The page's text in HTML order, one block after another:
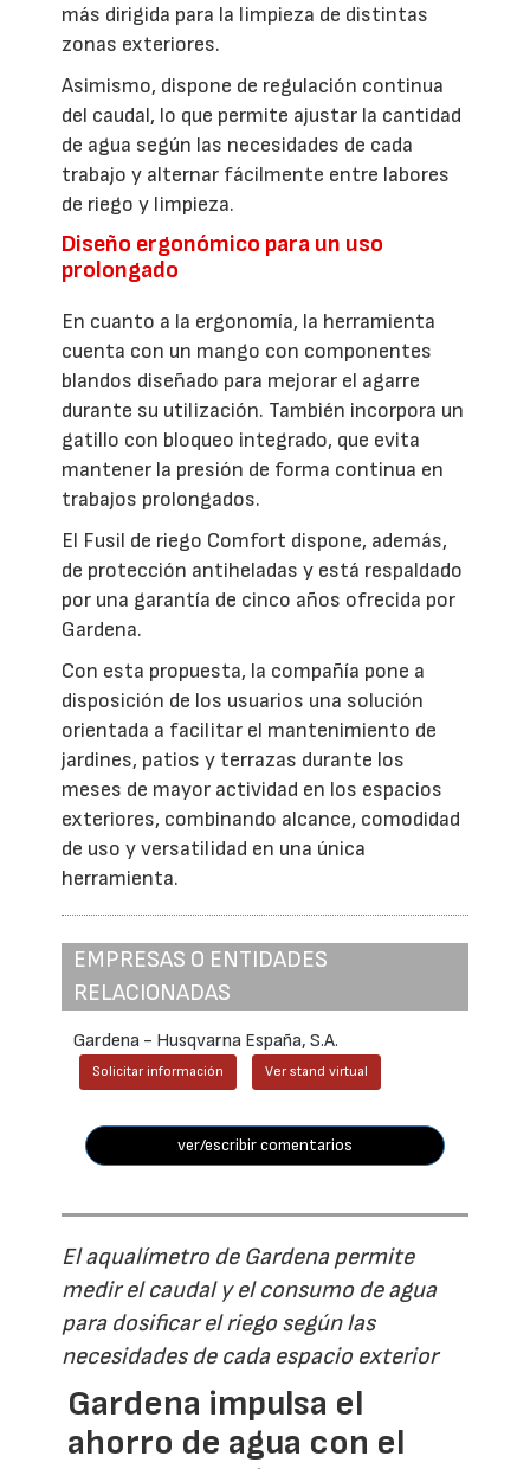
más dirigida para la limpieza de distintas
zonas exteriores.
Asimismo, dispone de regulación continua
del caudal, lo que permite ajustar la cantidad
de agua según las necesidades de cada
trabajo y alternar fácilmente entre labores
de riego y limpieza.
Diseño ergonómico para un uso
prolongado
En cuanto a la ergonomía, la herramienta
cuenta con un mango con componentes
blandos diseñado para mejorar el agarre
durante su utilización. También incorpora un
gatillo con bloqueo integrado, que evita
mantener la presión de forma continua en
trabajos prolongados.
El Fusil de riego Comfort dispone, además,
de protección antiheladas y está respaldado
por una garantía de cinco años ofrecida por
Gardena.
Con esta propuesta, la compañía pone a
disposición de los usuarios una solución
orientada a facilitar el mantenimiento de
jardines, patios y terrazas durante los
meses de mayor actividad en los espacios
exteriores, combinando alcance, comodidad
de uso y versatilidad en una única
herramienta.
EMPRESAS O ENTIDADES
RELACIONADAS
Gardena - Husqvarna España, S.A.
Solicitar información Ver stand virtual
ver/escribir comentarios
El aqualímetro de Gardena permite
medir el caudal y el consumo de agua
para dosificar el riego según las
necesidades de cada espacio exterior
Gardena impulsa el
ahorro de agua con el